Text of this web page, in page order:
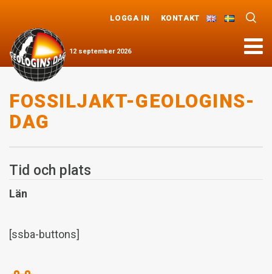
Meny
12 september 2026
LOGGA IN KONTAKT
FOSSILJAKT-GEOLOGINS-
DAG
Tid och plats
Län
[ssba-buttons]